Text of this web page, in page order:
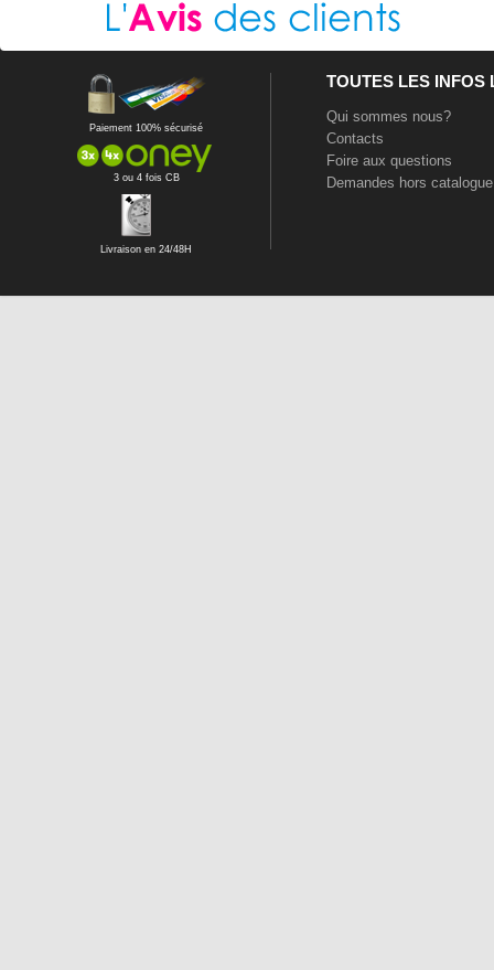
Paiement 100% sécurisé
3 ou 4 fois CB
Livraison en 24/48H
TOUTES LES INFOS
Qui sommes nous?
Contacts
Foire aux questions
Demandes hors catalogue